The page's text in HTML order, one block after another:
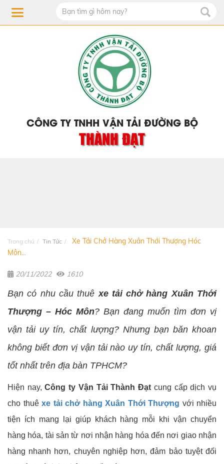
CÔNG TY TNHH VẬN TẢI ĐƯỜNG BỘ
THÀNH ĐẠT
Trang chủ Tin Tức
Xe Tải Chở Hàng Xuân Thới Thượng Hóc
Môn...
20/11/2022 1610
Bạn có nhu cầu thuêxe tải chở hàng Xuân Thới
Thượng – Hóc Môn? Bạn đang muốn tìm đơn vị
vận tải uy tín, chất lượng? Nhưng bạn băn khoan
không biết đơn vị vận tải nào uy tín, chất lượng, giá
tốt nhất trên địa bàn TPHCM?
Hiện nay,Công ty Vận Tải Thành Đạt cung cấp dịch vụ
cho thuê xe tải chở hàng Xuân Thới Thượng với nhiều
tiện ích mang lại giúp khách hàng mỗi khi vận chuyển
hàng hóa, tài sản từ nơi nhận hàng hóa đến nơi giao nhận
hàng nhanh hơn, chuyên nghiệp hơn, đảm bảo tuyệt đối